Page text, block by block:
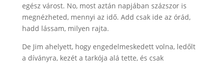
egész várost. No, most aztán napjában százszor is
megnézheted, mennyi az idő. Add csak ide az órád,
hadd lássam, milyen rajta.
De Jim ahelyett, hogy engedelmeskedett volna, ledőlt
a díványra, kezét a tarkója alá tette, és csak